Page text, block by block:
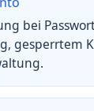
bei
gesperrtem